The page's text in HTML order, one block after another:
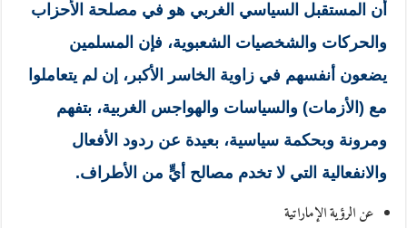
أن المستقبل السياسي الغربي هو في مصلحة الأحزاب
والحركات والشخصيات الشعبوية، فإن المسلمين
يضعون أنفسهم في زاوية الخاسر الأكبر، إن لم يتعاملوا
مع (الأزمات) والسياسات والهواجس الغربية، بتفهم
ومرونة وبحكمة سياسية، بعيدة عن ردود الأفعال
والانفعالية التي لا تخدم مصالح أيٍّ من الأطراف.
عن الرؤية الإماراتية